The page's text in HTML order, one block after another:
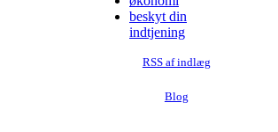
beskyt din
indtjening
RSS af indlæg
Blog